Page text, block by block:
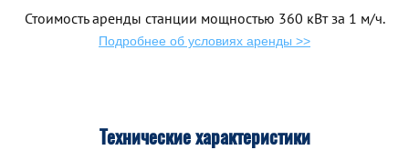
Стоимость аренды станции мощностью 360 кВт за 1 м/ч.
Подробнее об условиях аренды >>
Технические характеристики